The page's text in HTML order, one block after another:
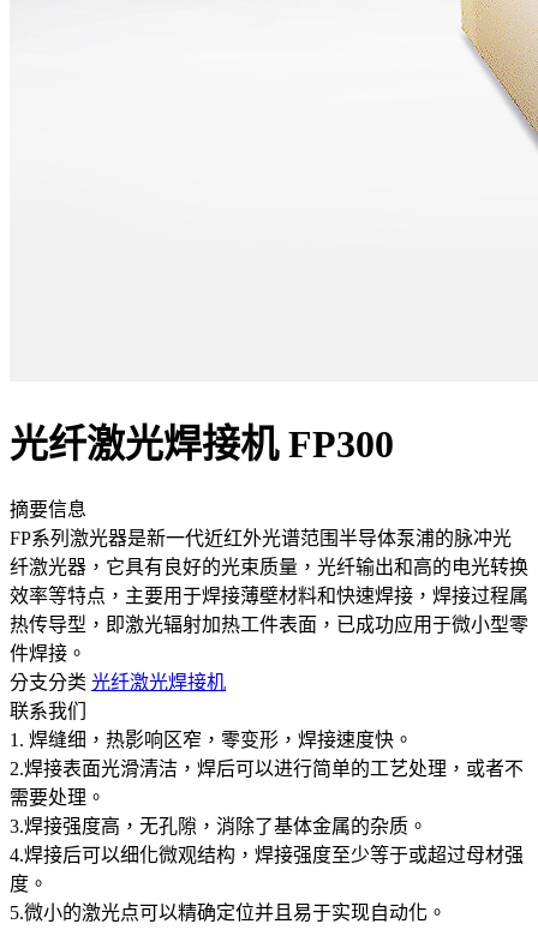
光纤激光焊接机 FP300
摘要信息
FP系列激光器是新一代近红外光谱范围半导体泵浦的脉冲光
纤激光器，它具有良好的光束质量，光纤输出和高的电光转换
效率等特点，主要用于焊接薄壁材料和快速焊接，焊接过程属
热传导型，即激光辐射加热工件表面，已成功应用于微小型零
件焊接。
分支分类 光纤激光焊接机
联系我们
1. 焊缝细，热影响区窄，零变形，焊接速度快。
2.焊接表面光滑清洁，焊后可以进行简单的工艺处理，或者不
需要处理。
3.焊接强度高，无孔隙，消除了基体金属的杂质。
4.焊接后可以细化微观结构，焊接强度至少等于或超过母材强
度。
5.微小的激光点可以精确定位并且易于实现自动化。